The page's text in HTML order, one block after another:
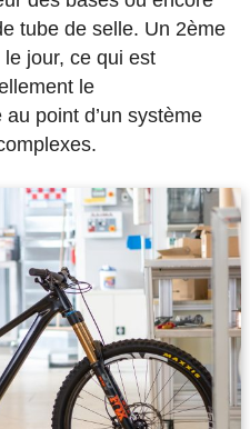
tube de selle. Un 2ème
jour, ce qui est
le
point d’un système